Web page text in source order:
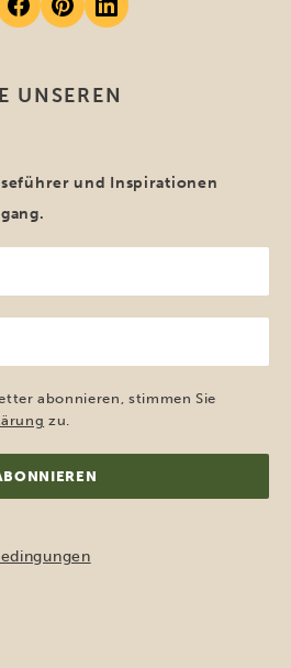
UNSEREN
und Inspirationen
abonnieren, stimmen Sie
zu.